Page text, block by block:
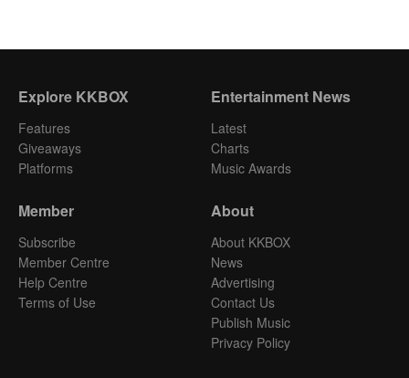
Explore KKBOX
Features
Giveaways
Platforms
Entertainment News
Latest
Charts
Music Awards
Member
Subscribe
Member Centre
Help Centre
Terms of Use
About
About KKBOX
News
Advertising
Contact Us
Publish Music
Privacy Policy